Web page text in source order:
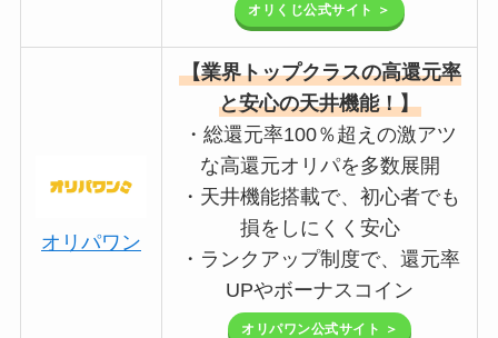
オリくじ公式サイト ＞
オリパワン
【業界トップクラスの高還元率
と安心の天井機能！】
・総還元率100％超えの激アツ
な高還元オリパを多数展開
・天井機能搭載で、初心者でも
損をしにくく安心
・ランクアップ制度で、還元率
UPやボーナスコイン
オリパワン公式サイト ＞